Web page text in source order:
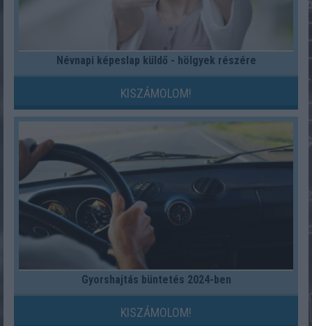
Névnapi képeslap küldő - hölgyek részére
KISZÁMOLOM!
Gyorshajtás büntetés 2024-ben
KISZÁMOLOM!